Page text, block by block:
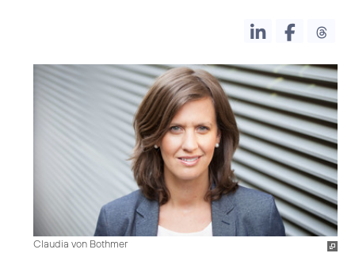
Claudia von Bothmer